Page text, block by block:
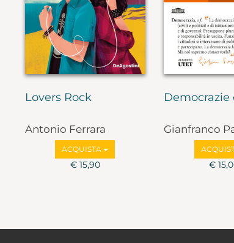
Lovers Rock
Antonio Ferrara
ACQUISTA
€ 15,90
Democrazie
Gianfranco
Marco
€